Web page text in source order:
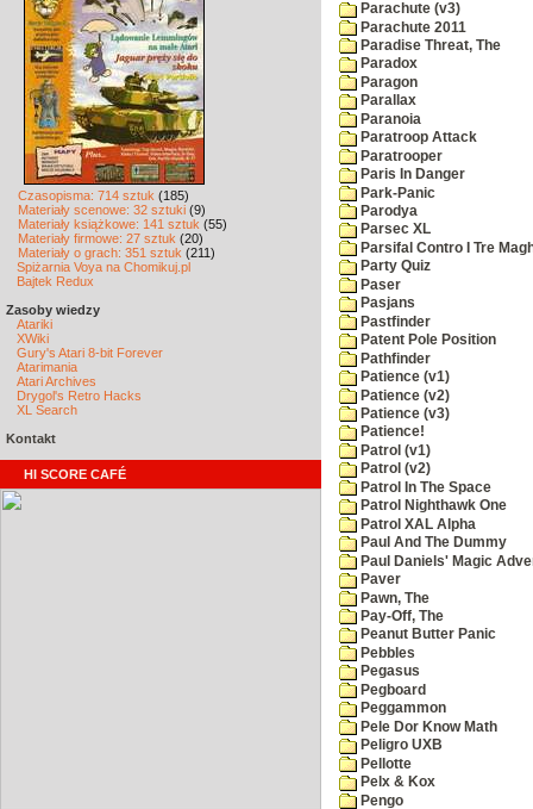
Czasopisma: 714 sztuk (185)
Materiały scenowe: 32 sztuki (9)
Materiały książkowe: 141 sztuk (55)
Materiały firmowe: 27 sztuk (20)
Materiały o grach: 351 sztuk (211)
Spiżarnia Voya na Chomikuj.pl
Bajtek Redux
Zasoby wiedzy
Atariki
XWiki
Gury's Atari 8-bit Forever
Atarimania
Atari Archives
Drygol's Retro Hacks
XL Search
Kontakt
HI SCORE CAFÉ
Parachute (v3)
Parachute 2011
Paradise Threat, The
Paradox
Paragon
Parallax
Paranoia
Paratroop Attack
Paratrooper
Paris In Danger
Park-Panic
Parodya
Parsec XL
Parsifal Contro I Tre
Party Quiz
Paser
Pasjans
Pastfinder
Patent Pole Position
Pathfinder
Patience (v1)
Patience (v2)
Patience (v3)
Patience!
Patrol (v1)
Patrol (v2)
Patrol In The Space
Patrol Nighthawk One
Patrol XAL Alpha
Paul And The Dummy
Paul Daniels' Magic
Paver
Pawn, The
Pay-Off, The
Peanut Butter Panic
Pebbles
Pegasus
Pegboard
Peggammon
Pele Dor Know Math
Peligro UXB
Pellotte
Pelx & Kox
Pengo